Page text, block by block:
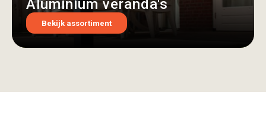
Aluminium veranda's
Bekijk assortiment